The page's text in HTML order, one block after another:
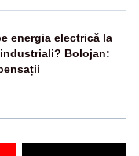
energia electrică la
Bolojan: